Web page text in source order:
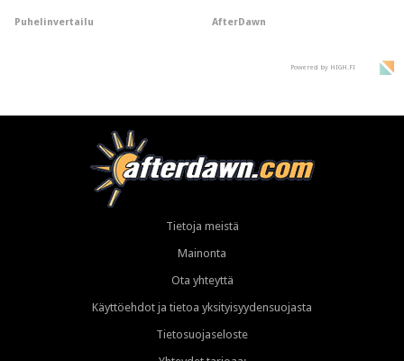
Puhelinvertailu AfterDawn
Powered by HIGH.FI
Tietoja meistä
Mainonta
Ota yhteyttä
Käyttöehdot ja tietoa yksityisyydensuojasta
Tietosuojaseloste